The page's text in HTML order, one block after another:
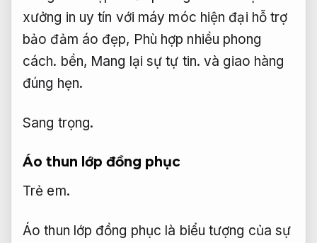
xưởng in uy tín với máy móc hiện đại hỗ trợ
bảo đảm áo đẹp, Phù hợp nhiều phong
cách. bền, Mang lại sự tự tin. và giao hàng
đúng hẹn.
Sang trọng.
Áo thun lớp đồng phục
Trẻ em.
Áo thun lớp đồng phục là biểu tượng của sự